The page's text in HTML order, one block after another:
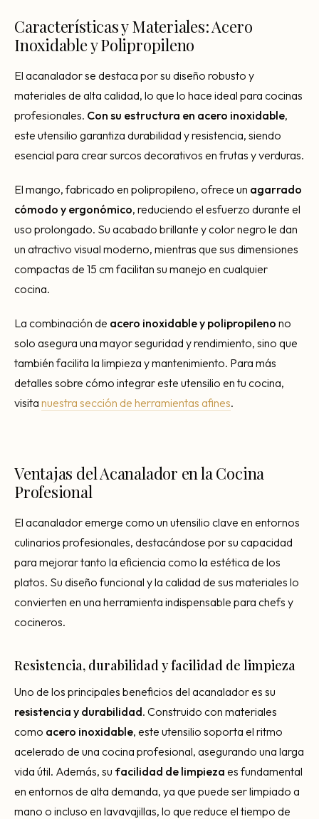
Características y Materiales: Acero
Inoxidable y Polipropileno
El acanalador se destaca por su diseño robusto y
materiales de alta calidad, lo que lo hace ideal para cocinas
profesionales. Con su estructura en acero inoxidable,
este utensilio garantiza durabilidad y resistencia, siendo
esencial para crear surcos decorativos en frutas y verduras.
El mango, fabricado en polipropileno, ofrece un agarrado
cómodo y ergonómico, reduciendo el esfuerzo durante el
uso prolongado. Su acabado brillante y color negro le dan
un atractivo visual moderno, mientras que sus dimensiones
compactas de 15 cm facilitan su manejo en cualquier
cocina.
La combinación de acero inoxidable y polipropileno no
solo asegura una mayor seguridad y rendimiento, sino que
también facilita la limpieza y mantenimiento. Para más
detalles sobre cómo integrar este utensilio en tu cocina,
visita nuestra sección de herramientas afines.
Ventajas del Acanalador en la Cocina
Profesional
El acanalador emerge como un utensilio clave en entornos
culinarios profesionales, destacándose por su capacidad
para mejorar tanto la eficiencia como la estética de los
platos. Su diseño funcional y la calidad de sus materiales lo
convierten en una herramienta indispensable para chefs y
cocineros.
Resistencia, durabilidad y facilidad de limpieza
Uno de los principales beneficios del acanalador es su
resistencia y durabilidad. Construido con materiales
como acero inoxidable, este utensilio soporta el ritmo
acelerado de una cocina profesional, asegurando una larga
vida útil. Además, su facilidad de limpieza es fundamental
en entornos de alta demanda, ya que puede ser limpiado a
mano o incluso en lavavajillas, lo que reduce el tiempo de